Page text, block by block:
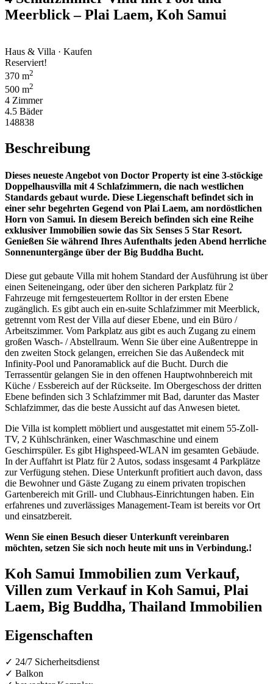
Meerblick – Plai Laem, Koh Samui
Haus & Villa · Kaufen
Reserviert!
370 m2
500 m2
4 Zimmer
4.5 Bäder
148838
Beschreibung
Dieses neueste Angebot von Doctor Property ist eine 3-stöckige
Doppelhausvilla mit 4 Schlafzimmern, die nach westlichen
Standards gebaut wurde. Diese Liegenschaft befindet sich in
einer sehr begehrten Gegend von Plai Laem, am nordöstlichen
Horn von Samui. In diesem Bereich befinden sich eine Reihe
exklusiver Immobilien sowie das Six Senses 5 Star Resort.
Genießen Sie während Ihres Aufenthalts jeden Abend herrliche
Sonnenuntergänge über der Big Buddha Bucht.
Diese gut gebaute Villa mit hohem Standard der Ausführung ist über
einen Seiteneingang, oder über den sicheren Parkplatz für 2
Fahrzeuge mit ferngesteuertem Rolltor in der ersten Ebene
zugänglich. Es gibt auch ein en-suite Schlafzimmer mit Meerblick,
getrennt vom Rest der Villa auf dieser Ebene, und ein Büro /
Arbeitszimmer. Vom Parkplatz aus gibt es auch Zugang zu einem
großen Wasch- / Abstellraum. Wenn Sie über eine Außentreppe in
den zweiten Stock gelangen, erreichen Sie das Außendeck mit
Infinity-Pool und Panoramablick auf die Bucht. Durch die
Terrassentür gelangen Sie in den offenen Hauptwohnbereich mit
Küche / Essbereich auf der Rückseite. Im Obergeschoss der dritten
Ebene befinden sich 3 Schlafzimmer mit Bad, darunter das Master
Schlafzimmer, das die beste Aussicht auf das Anwesen bietet.
Die Villa ist komplett möbliert und ausgestattet mit einem 55-Zoll-
TV, 2 Kühlschränken, einer Waschmaschine und einem
Geschirrspüler. Es gibt Highspeed-WLAN im gesamten Gebäude.
In der Auffahrt ist Platz für 2 Autos, sodass insgesamt 4 Parkplätze
zur Verfügung stehen. Diese Unterkunft profitiert auch davon, dass
die Bewohner und Gäste Zugang zu einem privaten tropischen
Gartenbereich mit Grill- und Clubhaus-Einrichtungen haben. Ein
erfahrenes und zuverlässiges Management-Team ist bereits vor Ort
und einsatzbereit.
Wenn Sie einen Besuch dieser Unterkunft vereinbaren
möchten, setzen Sie sich noch heute mit uns in Verbindung.!
Koh Samui Immobilien zum Verkauf,
Villen zum Verkauf in Koh Samui, Plai
Laem, Big Buddha, Thailand Immobilien
Eigenschaften
✓ 24/7 Sicherheitsdienst
✓ Balkon